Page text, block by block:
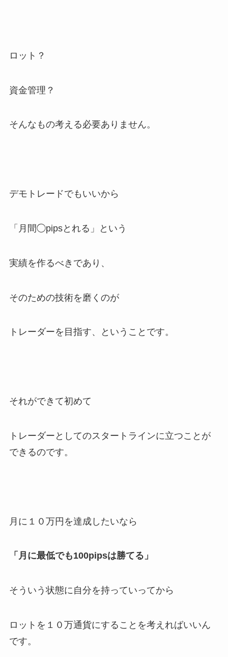
ロット？
資金管理？
そんなもの考える必要ありません。
デモトレードでもいいから
「月間◯pipsとれる」という
実績を作るべきであり、
そのための技術を磨くのが
トレーダーを目指す、ということです。
それができて初めて
トレーダーとしてのスタートラインに立つことが
できるのです。
月に１０万円を達成したいなら
「月に最低でも100pipsは勝てる」
そういう状態に自分を持っていってから
ロットを１０万通貨にすることを考えればいいん
です。